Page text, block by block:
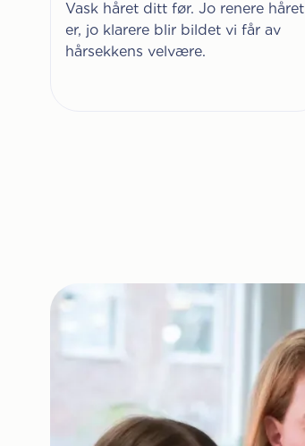
Vask håret ditt før. Jo renere håret
er, jo klarere blir bildet vi får av
hårsekkens velvære.